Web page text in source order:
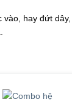
vào, hay đứt dây,